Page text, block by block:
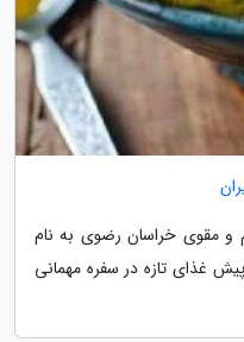
و مقوی خراسان رضوی به نام
غذای تازه در سفره مهمانی